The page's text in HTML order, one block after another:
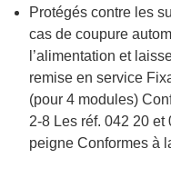
Protégés contre les
cas de coupure
l’alimentation et
remise en service
(pour 4 modules)
2-8 Les réf. 042 20
peigne Conformes à